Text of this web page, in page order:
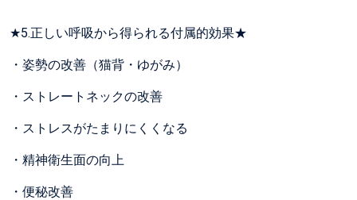
★5.正しい呼吸から得られる付属的効果★
・姿勢の改善（猫背・ゆがみ）
・ストレートネックの改善
・ストレスがたまりにくくなる
・精神衛生面の向上
・便秘改善